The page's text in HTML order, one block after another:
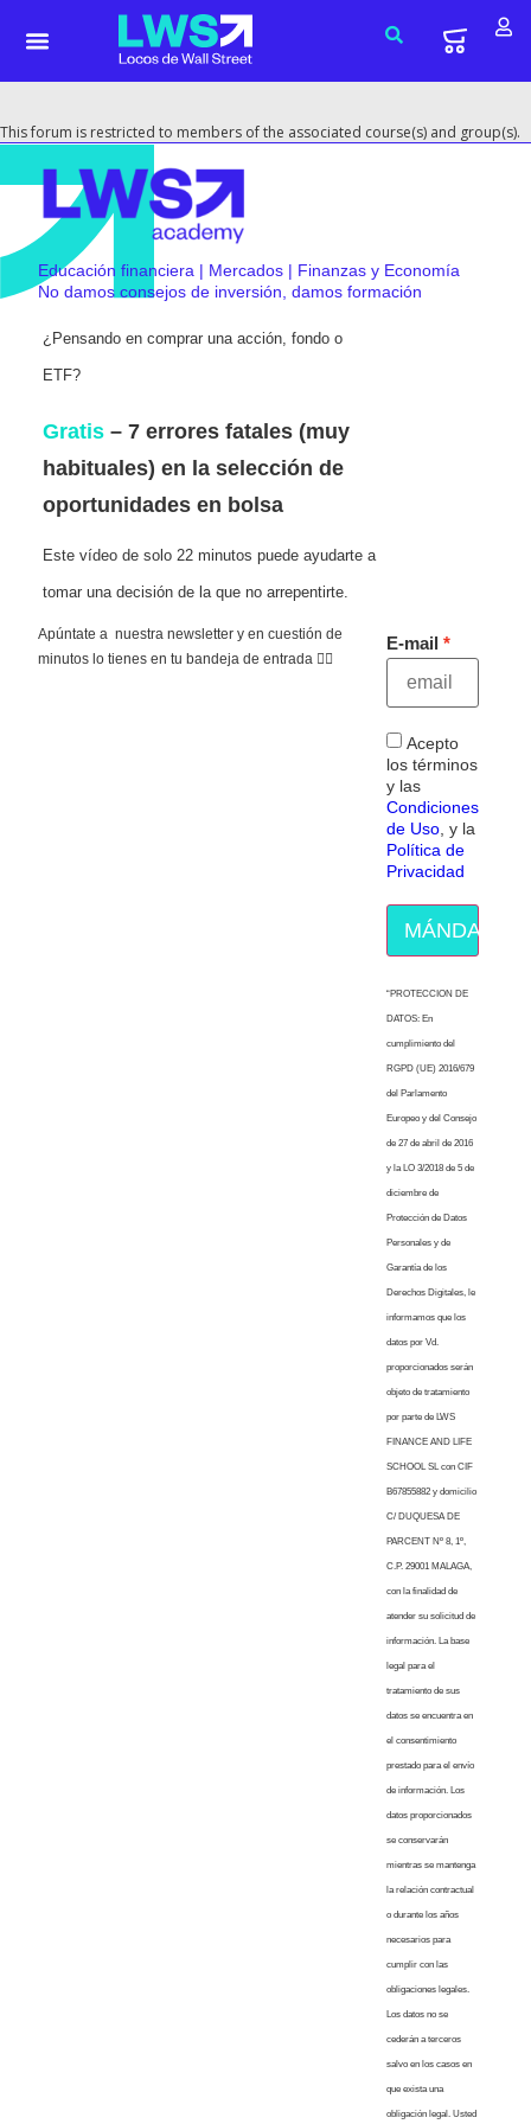
This forum is restricted to members of the associated course(s) and group(s).
Educación financiera | Mercados | Finanzas y Economía
No damos consejos de inversión, damos formación
¿Pensando en comprar una acción, fondo o
ETF?
Gratis – 7 errores fatales (muy
habituales) en la selección de
oportunidades en bolsa
Este vídeo de solo 22 minutos puede ayudarte a
tomar una decisión de la que no arrepentirte.
Apúntate a nuestra newsletter y en cuestión de
minutos lo tienes en tu bandeja de entrada 👇🏻
E-mail
Acepto
los términos
y las
Condiciones
de Uso, y la
Política de
Privacidad
MÁNDAME
“PROTECCION DE
DATOS: En
cumplimiento del
RGPD (UE) 2016/679
del Parlamento
Europeo y del Consejo
de 27 de abril de 2016
y la LO 3/2018 de 5 de
diciembre de
Protección de Datos
Personales y de
Garantía de los
Derechos Digitales, le
informamos que los
datos por Vd.
proporcionados serán
objeto de tratamiento
por parte de LWS
FINANCE AND LIFE
SCHOOL SL con CIF
B67855882 y domicilio
C/ DUQUESA DE
PARCENT Nº 8, 1º,
C.P. 29001 MALAGA,
con la finalidad de
atender su solicitud de
información. La base
legal para el
tratamiento de sus
datos se encuentra en
el consentimiento
prestado para el envío
de información. Los
datos proporcionados
se conservarán
mientras se mantenga
la relación contractual
o durante los años
necesarios para
cumplir con las
obligaciones legales.
Los datos no se
cederán a terceros
salvo en los casos en
que exista una
obligación legal. Usted